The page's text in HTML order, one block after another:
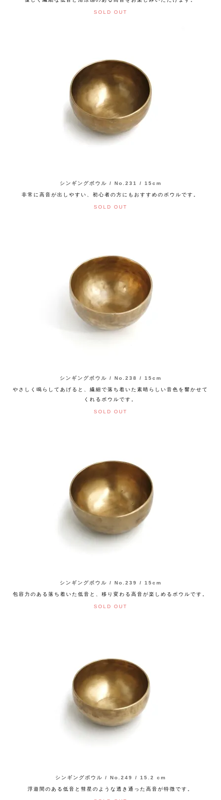
SOLD OUT
シンギングボウル / No.231 / 15cm
非常に高音が出しやすい、初心者の方にもおすすめのボウルです。
SOLD OUT
シンギングボウル / No.238 / 15cm
やさしく鳴らしてあげると、繊細で落ち着いた素晴らしい音色を響かせて
くれるボウルです。
SOLD OUT
シンギングボウル / No.239 / 15cm
包容力のある落ち着いた低音と、移り変わる高音が楽しめるボウルです。
SOLD OUT
シンギングボウル / No.249 / 15.2 cm
浮遊間のある低音と彗星のような透き通った高音が特徴です。